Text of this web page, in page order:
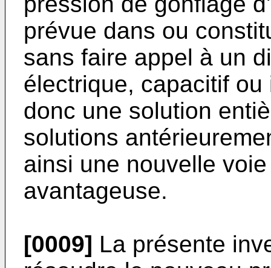
prévue dans ou
sans faire appel à un
électrique, capacitif
donc une solution
solutions
ainsi une nouvelle
avantageuse.
[0009] La présente